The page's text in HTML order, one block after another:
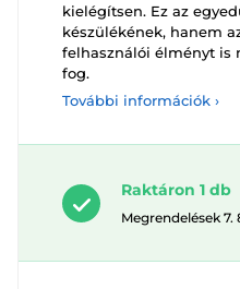
kielégítsen. Ez az
készülékének, hanem
felhasználói élményt is
fog.
További információk ›
Raktáron 1 db
Megrendelések 7.